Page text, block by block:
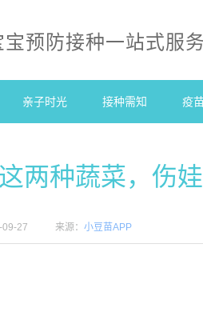
预防接种一站式服
亲子时光 接种需知 疫
两种蔬菜，伤
27 来源： 小豆苗APP